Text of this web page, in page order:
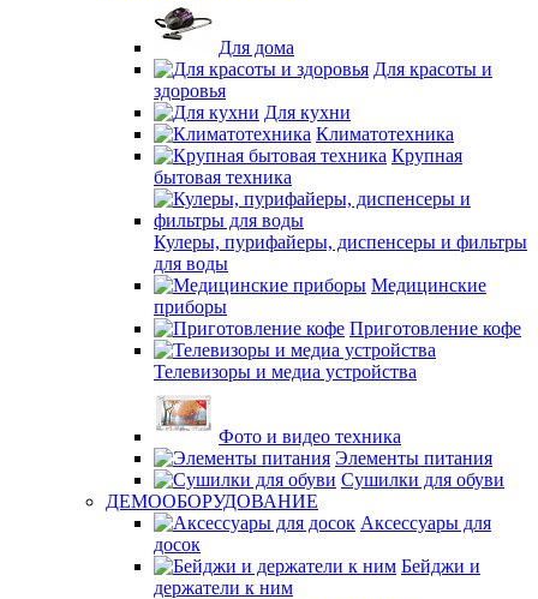
Для дома
Для красоты и
здоровья
Для кухни
Климатотехника
Крупная
бытовая техника
Кулеры, пурифайеры, диспенсеры и фильтры
для воды
Медицинские
приборы
Приготовление кофе
Телевизоры и медиа устройства
Фото и видео техника
Элементы питания
Сушилки для обуви
ДЕМООБОРУДОВАНИЕ
Аксессуары для
досок
Бейджи и
держатели к ним